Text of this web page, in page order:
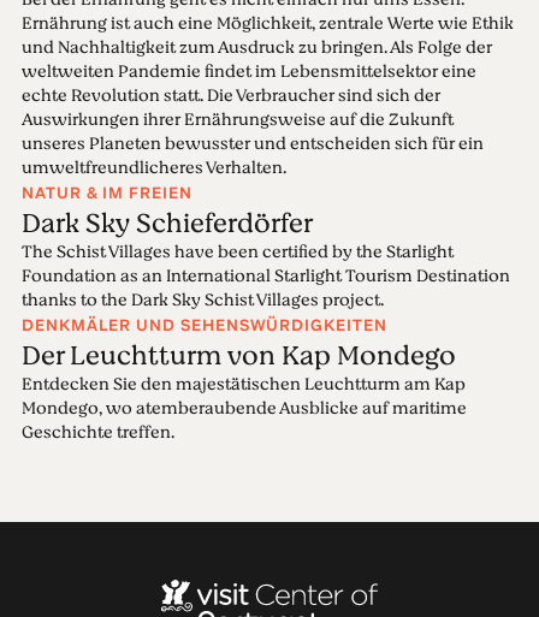
Ernährung ist auch eine Möglichkeit, zentrale Werte wie Ethik
und Nachhaltigkeit zum Ausdruck zu bringen. Als Folge der
weltweiten Pandemie findet im Lebensmittelsektor eine
echte Revolution statt. Die Verbraucher sind sich der
Auswirkungen ihrer Ernährungsweise auf die Zukunft
unseres Planeten bewusster und entscheiden sich für ein
umweltfreundlicheres Verhalten.
NATUR & IM FREIEN
Dark Sky Schieferdörfer
The Schist Villages have been certified by the Starlight
Foundation as an International Starlight Tourism Destination
thanks to the Dark Sky Schist Villages project.
DENKMÄLER UND SEHENSWÜRDIGKEITEN
Der Leuchtturm von Kap Mondego
Entdecken Sie den majestätischen Leuchtturm am Kap
Mondego, wo atemberaubende Ausblicke auf maritime
Geschichte treffen.